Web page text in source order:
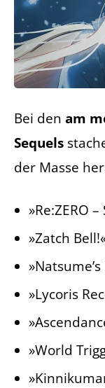
Bei den am
Sequels
der Masse
»Re:ZERO
»Zatch
»Lycoris
»World